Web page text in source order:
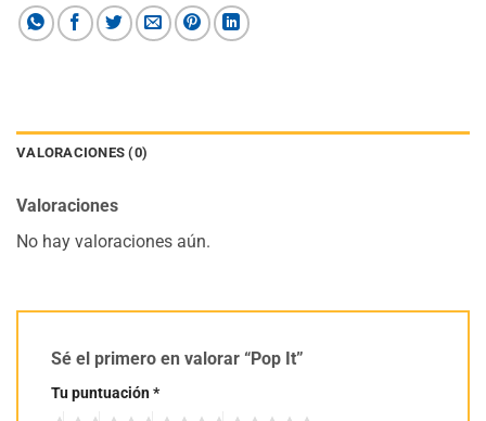
VALORACIONES (0)
Valoraciones
No hay valoraciones aún.
Sé el primero en valorar “Pop It”
Tu puntuación*